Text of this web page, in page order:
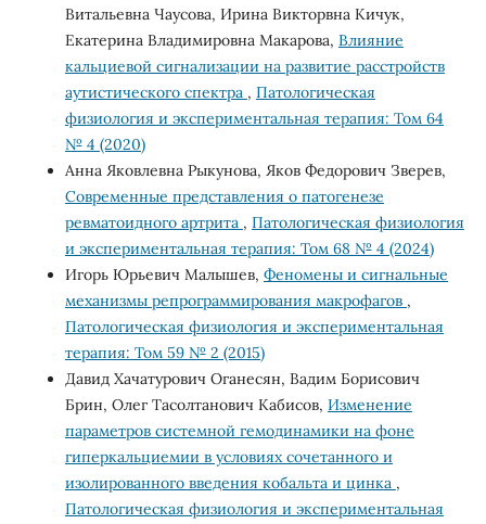
Витальевна Чаусова, Ирина Викторвна Кичук,
Екатерина Владимировна Макарова, Влияние
кальциевой сигнализации на развитие расстройств
аутистического спектра , Патологическая
физиология и экспериментальная терапия: Том 64
№ 4 (2020)
Анна Яковлевна Рыкунова, Яков Федорович Зверев,
Современные представления о патогенезе
ревматоидного артрита , Патологическая физиология
и экспериментальная терапия: Том 68 № 4 (2024)
Игорь Юрьевич Малышев, Феномены и сигнальные
механизмы репрограммирования макрофагов ,
Патологическая физиология и экспериментальная
терапия: Том 59 № 2 (2015)
Давид Хачатурович Оганесян, Вадим Борисович
Брин, Олег Тасолтанович Кабисов, Изменение
параметров системной гемодинамики на фоне
гиперкальциемии в условиях сочетанного и
изолированного введения кобальта и цинка ,
Патологическая физиология и экспериментальная